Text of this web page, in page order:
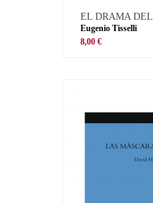
EL DRAMA
Eugenio Tisselli
8,00 €